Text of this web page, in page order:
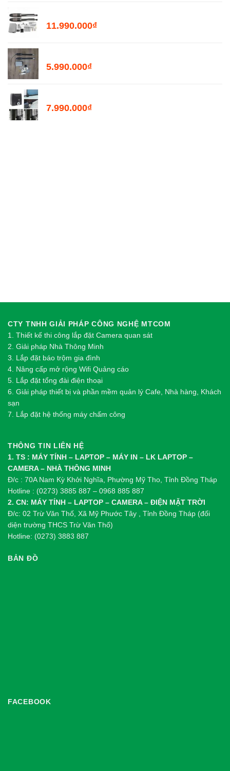
11.990.000₫
5.990.000₫
7.990.000₫
CTY TNHH GIẢI PHÁP CÔNG NGHỆ MTCOM
1. Thiết kế thi công lắp đặt Camera quan sát
2. Giải pháp Nhà Thông Minh
3. Lắp đặt báo trộm gia đình
4. Nâng cấp mở rộng Wifi Quảng cáo
5. Lắp đặt tổng đài điện thoại
6. Giải pháp thiết bị và phần mềm quản lý Cafe, Nhà hàng, Khách
sạn
7. Lắp đặt hệ thống máy chấm công
THÔNG TIN LIÊN HỆ
1. TS : MÁY TÍNH – LAPTOP – MÁY IN – LK LAPTOP –
CAMERA – NHÀ THÔNG MINH
Đ/c : 70A Nam Kỳ Khởi Nghĩa, Phường Mỹ Tho, Tỉnh Đồng Tháp
Hotline : (0273) 3885 887 – 0968 885 887
2. CN: MÁY TÍNH – LAPTOP – CAMERA – ĐIỆN MẶT TRỜI
Đ/c: 02 Trừ Văn Thố, Xã Mỹ Phước Tây , Tỉnh Đồng Tháp (đối
diện trường THCS Trừ Văn Thố)
Hotline: (0273) 3883 887
BẢN ĐỒ
FACEBOOK